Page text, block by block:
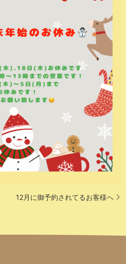
12月に御予約されてるお客様へ